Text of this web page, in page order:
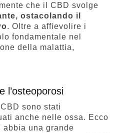
che il CBD svolge
ostacolando il
. Oltre a affievolire i
fondamentale nel
della malattia,
l’osteoporosi
sono stati
anche nelle ossa. Ecco
abbia una grande